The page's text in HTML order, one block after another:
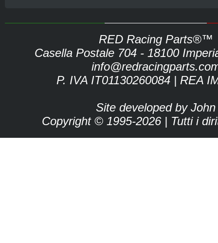
RED Racing Parts®™
Casella Postale 704 - 18100
P. IVA IT01130260084 | REA
Site developed by John
Copyright © 1995-2026 | Tutti i